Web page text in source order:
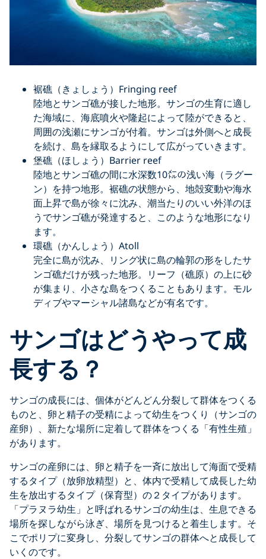
裾礁（きょしょう）Fringing reef
陸地とサンゴ礁が接した地形。サンゴの生育に適し
た海域に、海底噴火や隆起によって陸ができると、
周囲の浅瀬にサンゴが付着。サンゴは外側へと成長
を続け、島を縁取るようにして広がっていきます。
堡礁（ほしょう）Barrier reef
陸地とサンゴ礁の間に水深数10㍍の浅い海（ラグー
ン）を持つ地形。裾礁の状態から、地殻変動や海水
面上昇で島が徐々に沈み、潮当たりのいい外洋のほ
うでサンゴ礁が発達すると、このような地形になり
ます。
環礁（かんしょう）Atoll
完全に島が沈み、リング状に島の輪郭の形をしたサ
ンゴ礁だけが残った地形。リーフ（礁原）の上に砂
が集まり、小さな島をつくることもあります。モル
ディブやマーシャル諸島などが有名です。
サンゴはどうやって成
長する？
サンゴの成長には、個体がどんどん分裂して群体をつくる
ものと、卵と精子の受精によって幼生をつくり（サンゴの
産卵）、新たな場所に定着して群体をつくる「有性生殖」
があります。
サンゴの産卵には、卵と精子を一斉に放出して海面で受精
するタイプ（放卵放精型）と、体内で受精して成長した幼
生を放出するタイプ（保育型）の２タイプがあります。
「プラヌラ幼生」と呼ばれるサンゴの幼生は、生息できる
場所を探しながら泳ぎ、場所を見つけると着生します。そ
こでポリプに変身し、分裂してサンゴの群体へと成長して
いくのです。